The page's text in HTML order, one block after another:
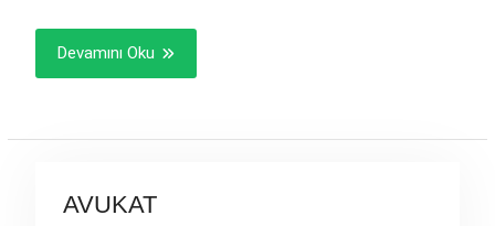
Devamını Oku
AVUKAT